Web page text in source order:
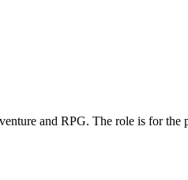
and RPG. The role is for the